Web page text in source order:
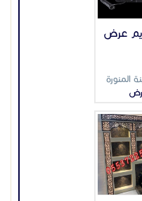
عرض
المنورة